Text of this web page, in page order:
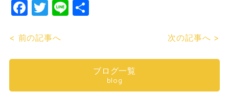
Facebook
Twitter
Line共
< 前の記事へ 次の記事へ >
ブログ一覧
blog